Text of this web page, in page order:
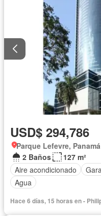
USD$ 294,786
Parque Lefevre, Panamá
2 Baños
127 m²
Aire acondicionado
Agua
Hace 6 días, 15 horas en -